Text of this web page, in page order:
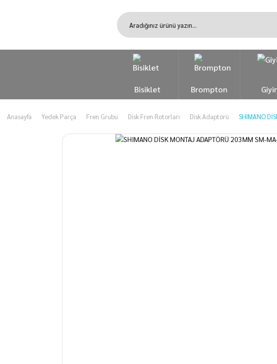
Bisiklet Brompton
Anasayfa Yedek Parça Fren Grubu Disk Fren Rotorları Disk Adaptörü SHIMANO